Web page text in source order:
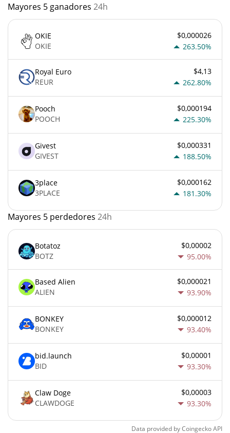
Mayores 5 ganadores 24h
OKIE
OKIE
$0,000026
263.50%
Royal Euro
REUR
$4,13
262.80%
Pooch
POOCH
$0,000194
225.30%
Givest
GIVEST
$0,000331
188.50%
3place
3PLACE
$0,000162
181.30%
Mayores 5 perdedores 24h
Botatoz
BOTZ
$0,00002
95.00%
Based Alien
ALIEN
$0,000021
93.90%
BONKEY
BONKEY
$0,000012
93.40%
bid.launch
BID
$0,00001
93.30%
Claw Doge
CLAWDOGE
$0,00003
93.30%
Data provided byCoingeckoAPI